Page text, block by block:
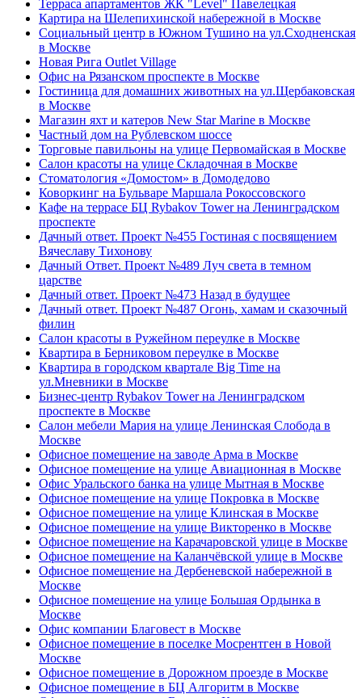
Терраса апартаментов ЖК "Level" Павелецкая
Картира на Шелепихинской набережной в Москве
Социальный центр в Южном Тушино на ул.Сходненская
в Москве
Новая Рига Outlet Village
Офис на Рязанском проспекте в Москве
Гостиница для домашних животных на ул.Щербаковская
в Москве
Магазин яхт и катеров New Star Marine в Москве
Частный дом на Рублевском шоссе
Торговые павильоны на улице Первомайская в Москве
Салон красоты на улице Складочная в Москве
Стоматология «Домостом» в Домодедово
Коворкинг на Бульваре Маршала Рокоссовского
Кафе на террасе БЦ Rybakov Tower на Ленинградском
проспекте
Дачный ответ. Проект №455 Гостиная с посвящением
Вячеславу Тихонову
Дачный Ответ. Проект №489 Луч света в темном
царстве
Дачный ответ. Проект №473 Назад в будущее
Дачный ответ. Проект №487 Огонь, хамам и сказочный
филин
Салон красоты в Ружейном переулке в Москве
Квартира в Берниковом переулке в Москве
Квартира в городском квартале Big Time на
ул.Мневники в Москве
Бизнес-центр Rybakov Tower на Ленинградском
проспекте в Москве
Салон мебели Мария на улице Ленинская Слобода в
Москве
Офисное помещение на заводе Арма в Москве
Офисное помещение на улице Авиационная в Москве
Офис Уральского банка на улице Мытная в Москве
Офисное помещение на улице Покровка в Москве
Офисное помещение на улице Клинская в Москве
Офисное помещение на улице Викторенко в Москве
Офисное помещение на Карачаровской улице в Москве
Офисное помещение на Каланчёвской улице в Москве
Офисное помещение на Дербеневской набережной в
Москве
Офисное помещение на улице Большая Ордынка в
Москве
Офис компании Благовест в Москве
Офисное помещение в поселке Мосрентген в Новой
Москве
Офисное помещение в Дорожном проезде в Москве
Офисное помещение в БЦ Алгоритм в Москве